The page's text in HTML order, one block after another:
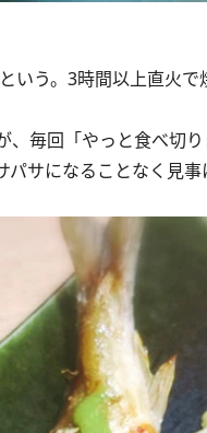
いう。3時間以上直火
毎回「やっと食べ切
サになることなく見